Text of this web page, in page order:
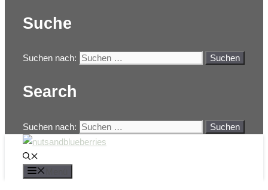
Suche
Suchen nach:
Search
Suchen nach: